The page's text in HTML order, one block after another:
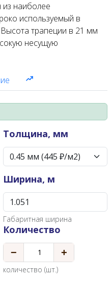
наиболее
используемый в
трапеции в 21 мм
несущую
Толщина, мм
Ширина, м
Габаритная ширина
Количество
− +
количество (шт.)